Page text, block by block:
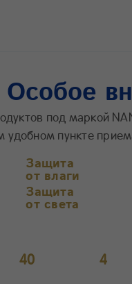
Особое
под маркой
удобном пункте
Защита
от влаги
Защита
от света
40 4